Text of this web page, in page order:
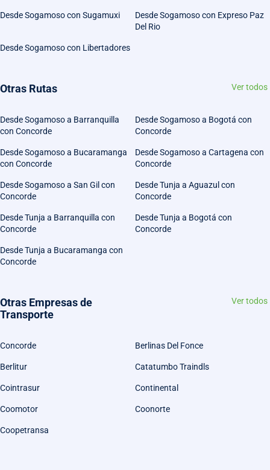
Desde Sogamoso con Sugamuxi
Desde Sogamoso con Expreso Paz
Del Rio
Desde Sogamoso con Libertadores
Otras Rutas Ver todos
Desde Sogamoso a Barranquilla
con Concorde
Desde Sogamoso a Bogotá con
Concorde
Desde Sogamoso a Bucaramanga
con Concorde
Desde Sogamoso a Cartagena con
Concorde
Desde Sogamoso a San Gil con
Concorde
Desde Tunja a Aguazul con
Concorde
Desde Tunja a Barranquilla con
Concorde
Desde Tunja a Bogotá con
Concorde
Desde Tunja a Bucaramanga con
Concorde
Otras Empresas de
Transporte
Ver todos
Concorde Berlinas Del Fonce
Berlitur Catatumbo Traindls
Cointrasur Continental
Coomotor Coonorte
Coopetransa